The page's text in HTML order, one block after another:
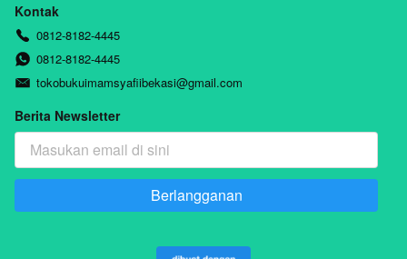
Kontak
0812-8182-4445
0812-8182-4445
tokobukuimamsyafiibekasi@gmail.com
Berita Newsletter
`Berlangganan